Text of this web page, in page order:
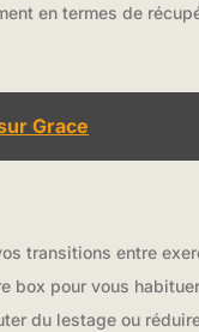
en termes de
Grace
transitions entre
box pour vous
du lestage ou